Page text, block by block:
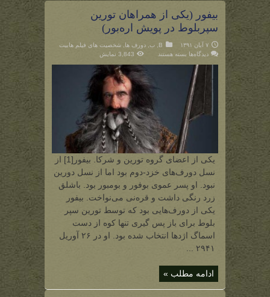
بیفور (یکی از همراهان تورین
سپربلوط در پویش اره‌بور)
۷ آبان ۱۳۹۱ B ب دورف ها
شخصیت های فیلم هابیت
دیدگاه‌ها برای
(یکی
پویش
اره‌بور)
بسته هستند 3,843 نمایش
یکی از اعضای گروه تورین و شرکا. بیفور[1] از
نسل دورف‌های خزد-دوم بود اما از نسل دورین
نبود. او پسر عموی بوفور و بومبور بود. باشلق
زرد رنگی داشت و قره‌نی می‌نواخت. بیفور
یکی از دورف‌هایی بود که توسط تورین سپر
بلوط برای باز پس گیری تنها کوه از دست
اسماگ اژدها انتخاب شده بود. او در ۲۶ آوریل
۲۹۴۱ ...
ادامه مطلب »